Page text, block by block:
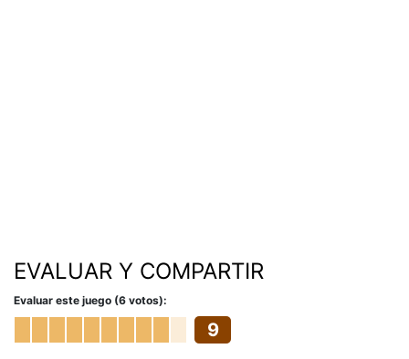
EVALUAR Y COMPARTIR
Evaluar este juego (6 votos):
9